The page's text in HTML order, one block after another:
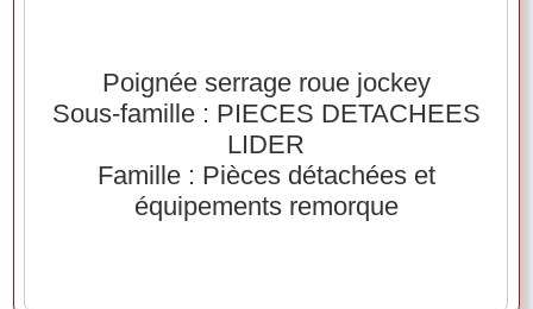
Poignée serrage roue jockey
Sous-famille : PIECES DETACHEES
LIDER
Famille : Pièces détachées et
équipements remorque